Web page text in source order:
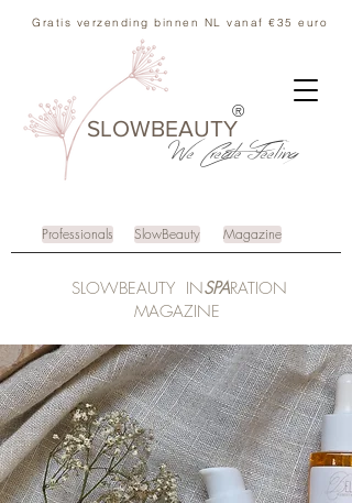
Gratis verzending binnen NL vanaf €35 euro
SLOWBEAUTY
We CreateFeeling
®
Professionals SlowBeauty Magazine
SLOWBEAUTY INSPARATION
MAGAZINE